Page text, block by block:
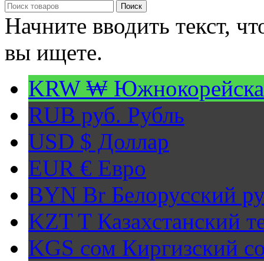
Поиск
Начните вводить текст,
вы ищете.
KRW ₩
RUB руб. Рубль
USD $ Доллар
EUR € Евро
BYN Br Белорусский
KZT TКазахстанский
KGS сом Киргизский